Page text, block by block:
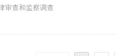
审查和监察调查